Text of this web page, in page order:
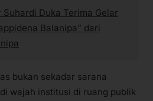
Suhardi Duka Terima Gelar
Balanipa” dari
bukan sekadar sarana
wajah institusi di ruang publik